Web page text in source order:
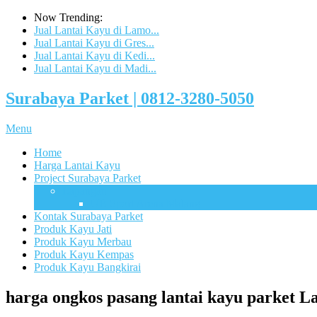
Now Trending:
Jual Lantai Kayu di Lamo...
Jual Lantai Kayu di Gres...
Jual Lantai Kayu di Kedi...
Jual Lantai Kayu di Madi...
Surabaya Parket | 0812-3280-5050
Menu
Home
Harga Lantai Kayu
Project Surabaya Parket
Kontak Surabaya Parket
Produk Kayu Jati
Produk Kayu Merbau
Produk Kayu Kempas
Produk Kayu Bangkirai
harga ongkos pasang lantai kayu parket